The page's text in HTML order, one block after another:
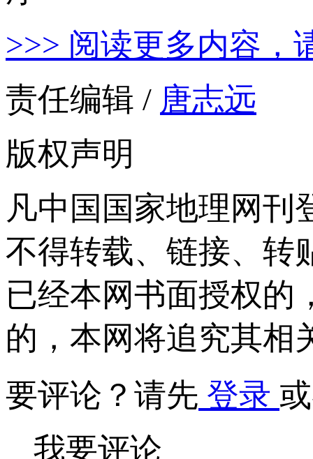
>>> 阅读更多内容，
责任编辑 / 唐志远
版权声明
凡中国国家地理网刊
不得转载、链接、转
已经本网书面授权的
的，本网将追究其相
要评论？请先 登录
我要评论